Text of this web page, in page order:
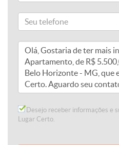
Desejo receber informações e
Lugar Certo.